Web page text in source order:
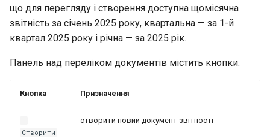
що для перегляду і створення доступна щомісячна
звітність за січень 2025 року, квартальна — за 1-й
квартал 2025 року і річна — за 2025 рік.
Панель над переліком документів містить кнопки:
Кнопка Призначення
+
Створити
створити новий документ звітності